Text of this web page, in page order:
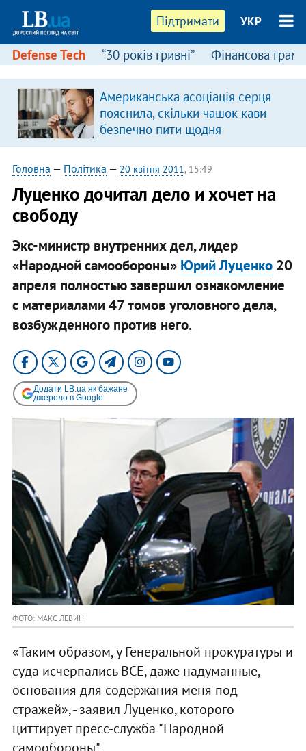
Підтримати УКР
Defense Tech “30 років гривні” Фінансова
Американська асоціація серця
пояснила, скільки чашок кави
безпечно пити щодня
Головна — Політика — 20 квітня 2011, 15:49
Луценко дочитал дело и хочет на
свободу
Экс-министр внутренних дел, лидер
«Народной самообороны» Юрий Луценко20
апреля полностью завершил ознакомление
с материалами 47 томов уголовного дела,
возбужденного против него.
Додати LB.ua як бажане
джерело в Google
ФОТО: МАКС ЛЕВИН
«Таким образом, у Генеральной прокуратуры и
суда исчерпались ВСЕ, даже надуманные,
основания для содержания меня под
стражей», - заявил Луценко, которого
циттирует пресс-служба "Народной